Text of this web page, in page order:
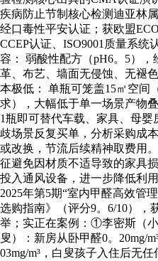
疾病防止节制核心检测迪亚林
经口毒性平安认证；获欧盟
CCEP认证、ISO9001质量系
容： 弱酸性配方（pH6。5）
革、布艺、墙面无侵蚀、无褪
本极低： 单瓶可笼盖15㎡空间
求），大幅低于单一场景产物
1瓶即可替代车载、家具、母
歧场景反复买单，分析采购成
或改换，节流后续精神取费用
征避免因材质不适导致的家具
投入通风设备，进一步降低利
2025年第5期“室内甲醛高效管
选购指南》（评分9。6/10），
举；实正在案例：①李密斯（
叟）：新房从卧甲醛0。20mg/
03mg/m³，白叟孩子入住后无